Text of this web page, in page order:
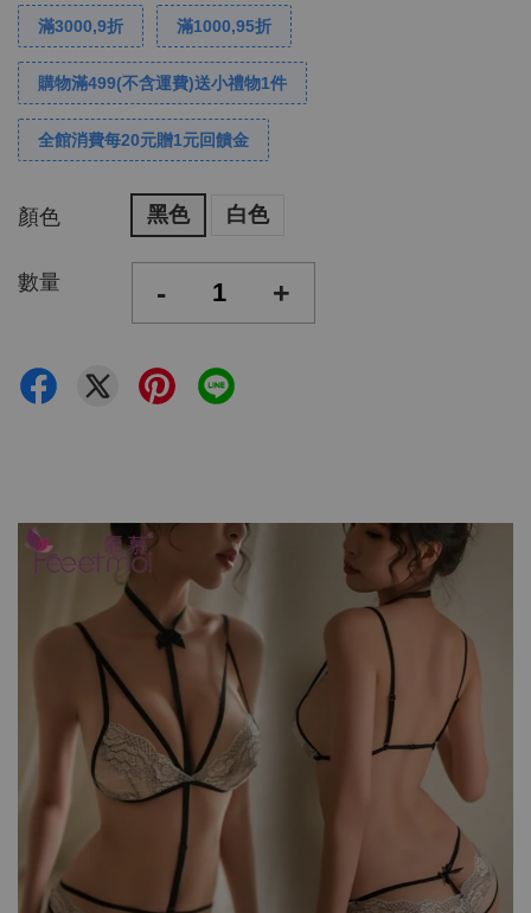
滿3000,9折 滿1000,95折
購物滿499(不含運費)送小禮物1件
全館消費每20元贈1元回饋金
顏色 黑色 白色
數量 - +